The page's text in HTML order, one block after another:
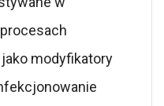
modyfikatory